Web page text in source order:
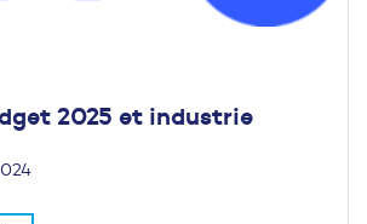
2025 et industrie